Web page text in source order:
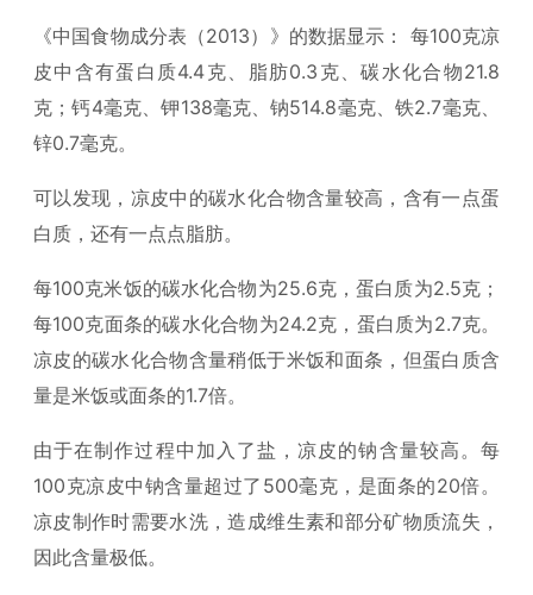
《中国食物成分表（2013）》的数据显示： 每100克凉
皮中含有蛋白质4.4克、脂肪0.3克、碳水化合物21.8
克；钙4毫克、钾138毫克、钠514.8毫克、铁2.7毫克、
锌0.7毫克。
可以发现，凉皮中的碳水化合物含量较高，含有一点蛋
白质，还有一点点脂肪。
每100克米饭的碳水化合物为25.6克，蛋白质为2.5克；
每100克面条的碳水化合物为24.2克，蛋白质为2.7克。
凉皮的碳水化合物含量稍低于米饭和面条，但蛋白质含
量是米饭或面条的1.7倍。
由于在制作过程中加入了盐，凉皮的钠含量较高。每
100克凉皮中钠含量超过了500毫克，是面条的20倍。
凉皮制作时需要水洗，造成维生素和部分矿物质流失，
因此含量极低。